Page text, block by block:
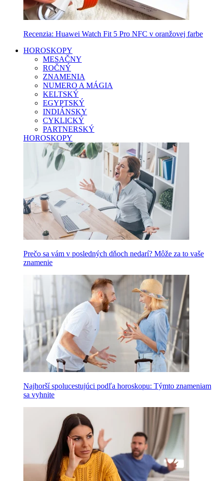
Recenzia: Huawei Watch Fit 5 Pro NFC v oranžovej farbe
HOROSKOPY
MESAČNY
ROČNÝ
ZNAMENIA
NUMERO A MÁGIA
KELTSKÝ
EGYPTSKÝ
INDIÁNSKY
CYKLICKÝ
PARTNERSKÝ
HOROSKOPY
Prečo sa vám v posledných dňoch nedarí? Môže za to vaše
znamenie
Najhorší spolucestujúci podľa horoskopu: Týmto znameniam
sa vyhnite